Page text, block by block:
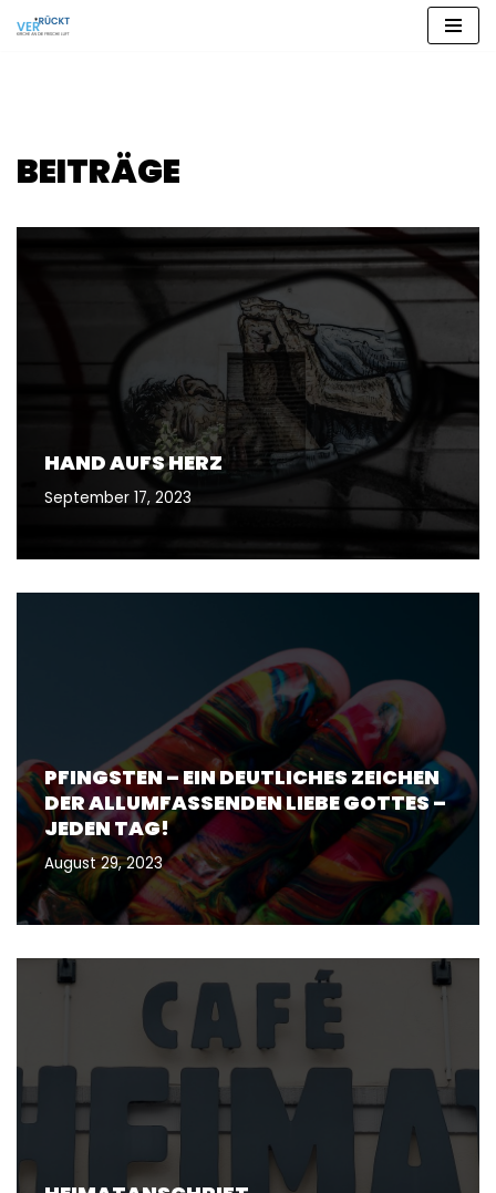
BEITRÄGE
HAND AUFS HERZ
September 17, 2023
PFINGSTEN – EIN DEUTLICHES ZEICHEN
DER ALLUMFASSENDEN LIEBE GOTTES –
JEDEN TAG!
August 29, 2023